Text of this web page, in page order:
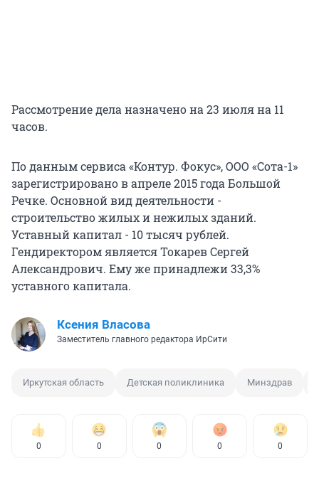
Рассмотрение дела назначено на 23 июля на 11
часов.
По данным сервиса «Контур. Фокус», ООО «Сота-1»
зарегистрировано в апреле 2015 года Большой
Речке. Основной вид деятельности -
строительство жилых и нежилых зданий.
Уставный капитал - 10 тысяч рублей.
Гендиректором является Токарев Сергей
Александрович. Ему же принадлежи 33,3%
уставного капитала.
Ксения Власова
Заместитель главного редактора ИрСити
Иркутская область Детская поликлиника Минздрав
0 0 0 0 0